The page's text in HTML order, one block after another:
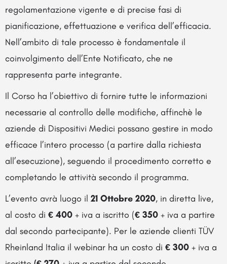
regolamentazione vigente e di precise fasi di
pianificazione, effettuazione e verifica dell’efficacia.
Nell’ambito di tale processo è fondamentale il
coinvolgimento dell’Ente Notificato, che ne
rappresenta parte integrante.
Il Corso ha l’obiettivo di fornire tutte le informazioni
necessarie al controllo delle modifiche, affinchè le
aziende di Dispositivi Medici possano gestire in modo
efficace l’intero processo (a partire dalla richiesta
all’esecuzione), seguendo il procedimento corretto e
completando le attività secondo il programma.
L’evento avrà luogo il 21 Ottobre 2020, in diretta live,
al costo di € 400 + iva a iscritto (€ 350 + iva a partire
dal secondo partecipante). Per le aziende clienti TÜV
Rheinland Italia il webinar ha un costo di € 300 + iva a